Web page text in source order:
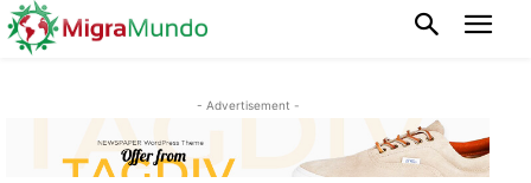
- Advertisement -